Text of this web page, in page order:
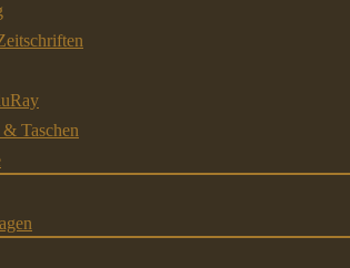
Taschen